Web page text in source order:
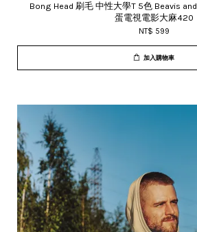
Bong Head 刷毛 中性大學T 5色 Beavis
蛋電視電影大麻420
NT$ 599
加入購物車